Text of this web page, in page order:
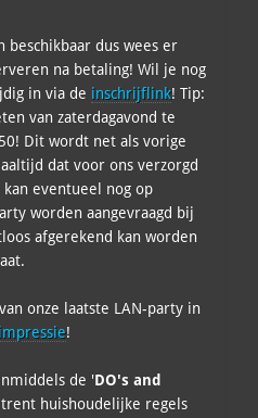
beschikbaar dus wees er
na betaling! Wil je nog
in via de inschrijflink! Tip:
van zaterdagavond te
Dit wordt net als vorige
dat voor ons verzorgd
eventueel nog op
worden aangevraagd bij
afgerekend kan worden
onze laatste LAN-party in
!
de 'DO's and
huishoudelijke regels